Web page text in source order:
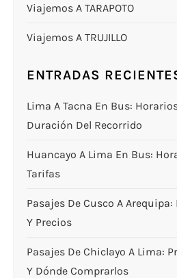
Viajemos A TARAPOTO
Viajemos A TRUJILLO
ENTRADAS
Lima A Tacna En Bus:
Duración Del Recorrido
Huancayo A Lima En Bus:
Tarifas
Pasajes De Cusco A
Y Precios
Pasajes De Chiclayo A Lima:
Y Dónde Comprarlos